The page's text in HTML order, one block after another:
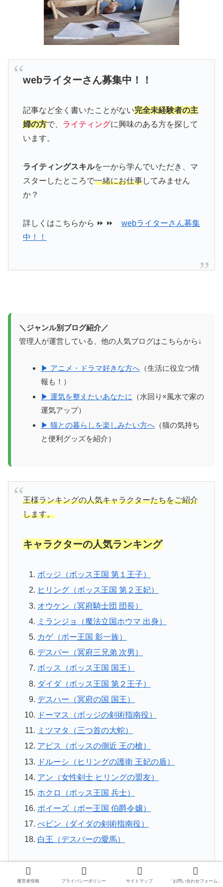
webライターさん募集中！！
記事など全く書いたことがない完全未経験者の主
婦の方で、 ライティングに興味のある方を探して
います。
ライティングスキルを一から学んでいただき、マ
スターしたところで一緒にお仕事してみません
か？
詳しくはこちらから ⏩ ⏩ webライターさん募集
中！！
＼ジャンル別ブログ紹介／
管理人が運営している、他の人気ブログはこちらから↓
▶ アニメ・ドラマ好きな方へ （生活に役立つ情
報も！）
▶ 運気を整えたいあなたに （水回り×風水で家の
運気アップ）
▶ 猫との暮らしを楽しみたい方へ （猫の気持ち
と便利グッズを紹介）
王様ランキングの人気キャラクターたちをご紹介
します。
キャラクターの人気ランキング
ボッジ（ボッス王国 第１王子）
ヒリング（ボッス王国 第２王妃）
オウケン（冥府騎士団 団長）
ミランジョ（魔法立国ホウマ 出身）
カゲ（ボー王国 影一族）
デスパー（冥府三兄弟 次男）
ボッス（ボッス王国 国王）
ダイダ（ボッス王国 第２王子）
デスハー（冥府の国 国王）
ドーマス（ボッジの剣術指南役）
ミツマタ（三つ首の大蛇）
アピス（ボッスの側近 王の槍）
ドルーシ（ヒリングの護衛 王妃の盾）
アン（女性剣士 ヒリングの盟友）
ホクロ（ボッス王国 兵士）
ポイーズ（ボー王国 伯爵令嬢）
べビン（ダイダの剣術指南役）
白王（デスパーの愛馬）
運営者情報 プライバシーポリシー サイトマップ 「お問い合わせフォーム」